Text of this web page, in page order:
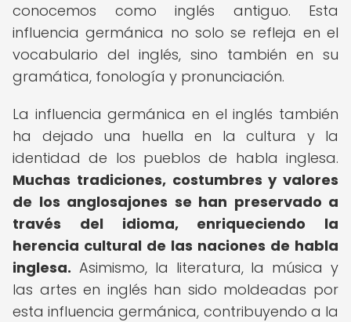
conocemos como inglés antiguo. Esta
influencia germánica no solo se refleja en el
vocabulario del inglés, sino también en su
gramática, fonología y pronunciación.
La influencia germánica en el inglés también
ha dejado una huella en la cultura y la
identidad de los pueblos de habla inglesa.
Muchas tradiciones, costumbres y valores
de los anglosajones se han preservado a
través del idioma, enriqueciendo la
herencia cultural de las naciones de habla
inglesa. Asimismo, la literatura, la música y
las artes en inglés han sido moldeadas por
esta influencia germánica, contribuyendo a la